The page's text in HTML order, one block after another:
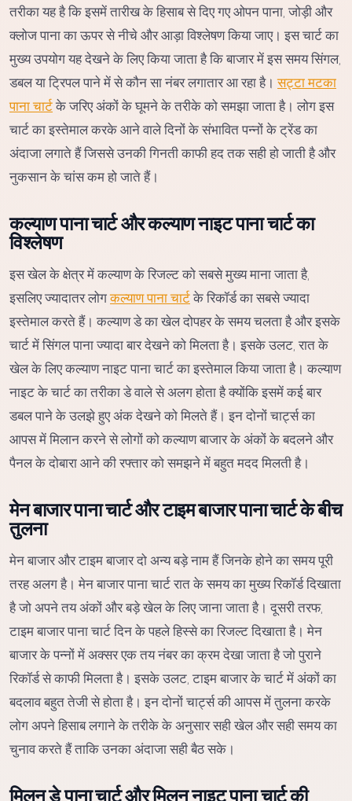
तरीका यह है कि इसमें तारीख के हिसाब से दिए गए ओपन पाना, जोड़ी और
क्लोज पाना का ऊपर से नीचे और आड़ा विश्लेषण किया जाए। इस चार्ट का
मुख्य उपयोग यह देखने के लिए किया जाता है कि बाजार में इस समय सिंगल,
डबल या ट्रिपल पाने में से कौन सा नंबर लगातार आ रहा है।सट्टा मटका
पाना चार्टके जरिए अंकों के घूमने के तरीके को समझा जाता है। लोग इस
चार्ट का इस्तेमाल करके आने वाले दिनों के संभावित पन्नों के ट्रेंड का
अंदाजा लगाते हैं जिससे उनकी गिनती काफी हद तक सही हो जाती है और
नुकसान के चांस कम हो जाते हैं।
कल्याण पाना चार्ट और कल्याण नाइट पाना चार्ट का
विश्लेषण
इस खेल के क्षेत्र में कल्याण के रिजल्ट को सबसे मुख्य माना जाता है,
इसलिए ज्यादातर लोगकल्याण पाना चार्टके रिकॉर्ड का सबसे ज्यादा
इस्तेमाल करते हैं। कल्याण डे का खेल दोपहर के समय चलता है और इसके
चार्ट में सिंगल पाना ज्यादा बार देखने को मिलता है। इसके उलट, रात के
खेल के लिए कल्याण नाइट पाना चार्ट का इस्तेमाल किया जाता है। कल्याण
नाइट के चार्ट का तरीका डे वाले से अलग होता है क्योंकि इसमें कई बार
डबल पाने के उलझे हुए अंक देखने को मिलते हैं। इन दोनों चार्ट्स का
आपस में मिलान करने से लोगों को कल्याण बाजार के अंकों के बदलने और
पैनल के दोबारा आने की रफ्तार को समझने में बहुत मदद मिलती है।
मेन बाजार पाना चार्ट और टाइम बाजार पाना चार्ट के बीच
तुलना
मेन बाजार और टाइम बाजार दो अन्य बड़े नाम हैं जिनके होने का समय पूरी
तरह अलग है। मेन बाजार पाना चार्ट रात के समय का मुख्य रिकॉर्ड दिखाता
है जो अपने तय अंकों और बड़े खेल के लिए जाना जाता है। दूसरी तरफ,
टाइम बाजार पाना चार्ट दिन के पहले हिस्से का रिजल्ट दिखाता है। मेन
बाजार के पन्नों में अक्सर एक तय नंबर का क्रम देखा जाता है जो पुराने
रिकॉर्ड से काफी मिलता है। इसके उलट, टाइम बाजार के चार्ट में अंकों का
बदलाव बहुत तेजी से होता है। इन दोनों चार्ट्स की आपस में तुलना करके
लोग अपने हिसाब लगाने के तरीके के अनुसार सही खेल और सही समय का
चुनाव करते हैं ताकि उनका अंदाजा सही बैठ सके।
मिलन डे पाना चार्ट और मिलन नाइट पाना चार्ट की